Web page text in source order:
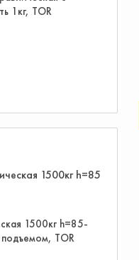
1кг, TOR
1500кг h=85-
TOR